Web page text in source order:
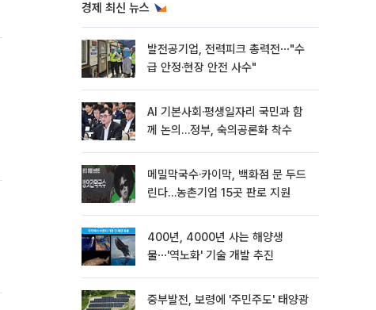
경제 최신 뉴스
발전공기업, 전력피크 총력전⋯"수
급 안정·현장 안전 사수"
AI 기본사회·평생일자리 국민과 함
께 논의…정부, 숙의공론화 착수
메밀막국수·카이막, 백화점 문 두드
린다…농촌기업 15곳 판로 지원
400년, 4000년 사는 해양생
물⋯'역노화' 기술 개발 추진
중부발전, 보령에 '주민주도' 태양광